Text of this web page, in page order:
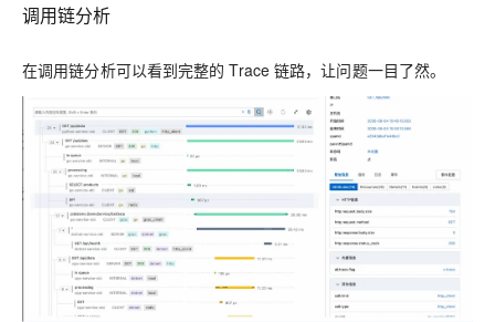
调用链分析
在调用链分析可以看到完整的 Trace 链路，让问题一目了然。